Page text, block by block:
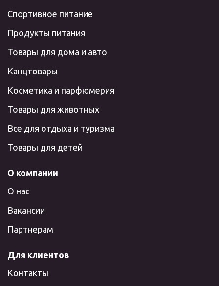
Спортивное питание
Продукты питания
Товары для дома и авто
Канцтовары
Косметика и парфюмерия
Товары для животных
Все для отдыха и туризма
Товары для детей
О компании
О нас
Вакансии
Партнерам
Для клиентов
Контакты